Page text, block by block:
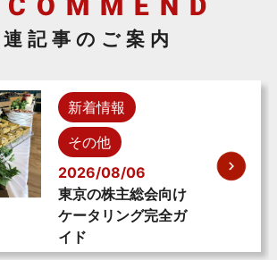
連記事のご案内
新着情報
その他
2026/08/06
東京の株主総会向け
ケータリング完全ガ
イド